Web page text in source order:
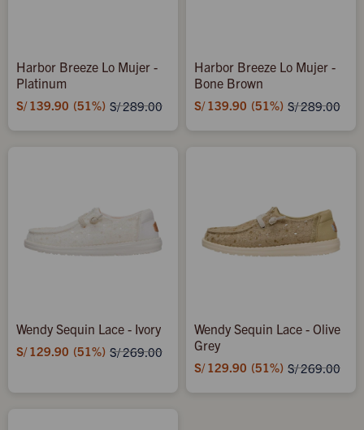
Harbor Breeze Lo Mujer -
Platinum
S/ 139.90 51 S/289.00
Harbor Breeze Lo Mujer -
Bone Brown
S/ 139.90 51 S/289.00
Wendy Sequin Lace - Ivory
S/ 129.90 51 S/269.00
Wendy Sequin Lace - Olive
Grey
S/ 129.90 51 S/269.00